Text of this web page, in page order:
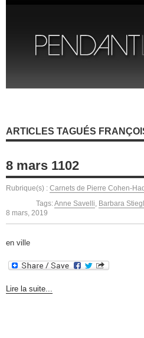
ARTICLES TAGUÉS
8 mars 1102
Rubrique(s) : Carnets de Pierre Cohen-
Tags:Anne Savelli, Barbara
8 mars, 2019
en ville
Lire la suite...